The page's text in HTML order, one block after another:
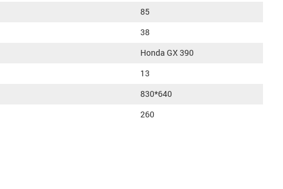
85
38
Honda GX 390
13
830*640
260